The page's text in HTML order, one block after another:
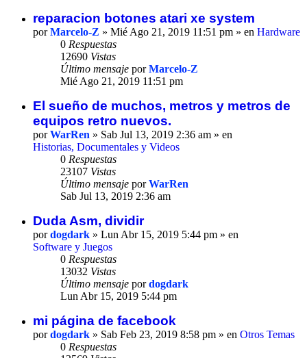
reparacion botones atari xe system
porMarcelo-Z » Mié Ago 21, 2019 11:51 pm » en Hardware
0 Respuestas
12690 Vistas
Último mensaje porMarcelo-Z
Mié Ago 21, 2019 11:51 pm
El sueño de muchos, metros y metros de
equipos retro nuevos.
porWarRen » Sab Jul 13, 2019 2:36 am » en
Historias, Documentales y Videos
0 Respuestas
23107 Vistas
Último mensaje porWarRen
Sab Jul 13, 2019 2:36 am
Duda Asm, dividir
pordogdark » Lun Abr 15, 2019 5:44 pm » en
Software y Juegos
0 Respuestas
13032 Vistas
Último mensaje pordogdark
Lun Abr 15, 2019 5:44 pm
mi página de facebook
pordogdark » Sab Feb 23, 2019 8:58 pm » en Otros Temas
0 Respuestas